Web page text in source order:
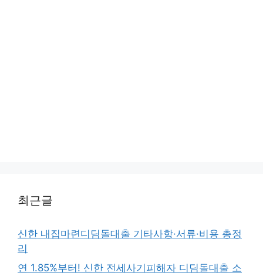
최근글
신한 내집마련디딤돌대출 기타사항·서류·비용 총정
리
연 1.85%부터! 신한 전세사기피해자 디딤돌대출 소